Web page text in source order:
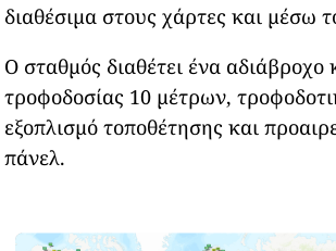
διαθέσιμα στους χάρτες και μέσω
Ο σταθμός διαθέτει ένα αδιάβροχο
τροφοδοσίας 10 μέτρων,
εξοπλισμό τοποθέτησης και
πάνελ.